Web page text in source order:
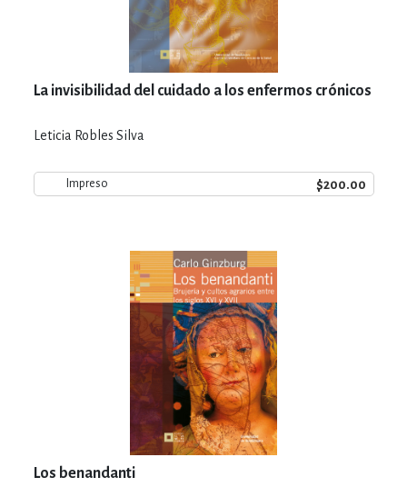
La invisibilidad del cuidado a los enfermos crónicos
Leticia Robles Silva
Impreso $200.00
Los benandanti